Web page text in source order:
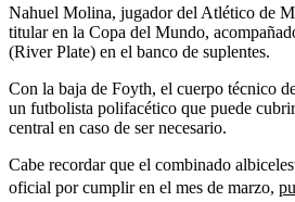
Nahuel Molina, jugador del Atlético de
titular en la Copa del Mundo,
(River Plate) en el banco de suplentes.
Con la baja de Foyth, el cuerpo técnico
un futbolista polifacético que puede
central en caso de ser necesario.
Cabe recordar que el combinado
oficial por cumplir en el mes de marzo,